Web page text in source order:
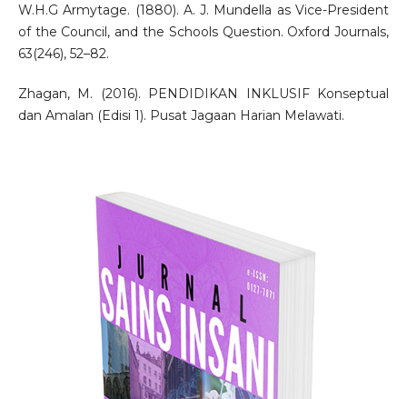
W.H.G Armytage. (1880). A. J. Mundella as Vice-President
of the Council, and the Schools Question. Oxford Journals,
63(246), 52–82.
Zhagan, M. (2016). PENDIDIKAN INKLUSIF Konseptual
dan Amalan (Edisi 1). Pusat Jagaan Harian Melawati.